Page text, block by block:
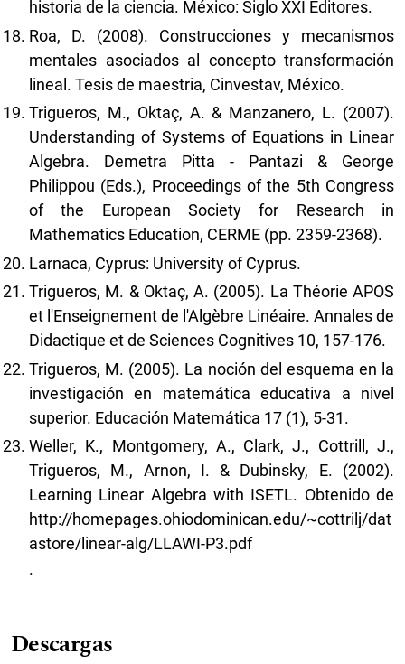
historia de la ciencia. México: Siglo XXI Editores.
Roa, D. (2008). Construcciones y mecanismos
mentales asociados al concepto transformación
lineal. Tesis de maestria, Cinvestav, México.
Trigueros, M., Oktaç, A. & Manzanero, L. (2007).
Understanding of Systems of Equations in Linear
Algebra. Demetra Pitta - Pantazi & George
Philippou (Eds.), Proceedings of the 5th Congress
of the European Society for Research in
Mathematics Education, CERME (pp. 2359-2368).
Larnaca, Cyprus: University of Cyprus.
Trigueros, M. & Oktaç, A. (2005). La Théorie APOS
et l'Enseignement de l'Algèbre Linéaire. Annales de
Didactique et de Sciences Cognitives 10, 157-176.
Trigueros, M. (2005). La noción del esquema en la
investigación en matemática educativa a nivel
superior. Educación Matemática 17 (1), 5-31.
Weller, K., Montgomery, A., Clark, J., Cottrill, J.,
Trigueros, M., Arnon, I. & Dubinsky, E. (2002).
Learning Linear Algebra with ISETL. Obtenido de
http://homepages.ohiodominican.edu/~cottrilj/dat
astore/linear-alg/LLAWI-P3.pdf
.
Descargas